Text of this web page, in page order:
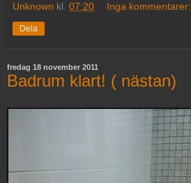
Unknown kl. 07:20 Inga kommentarer:
Dela
fredag 18 november 2011
Badrum klart! ( nästan)